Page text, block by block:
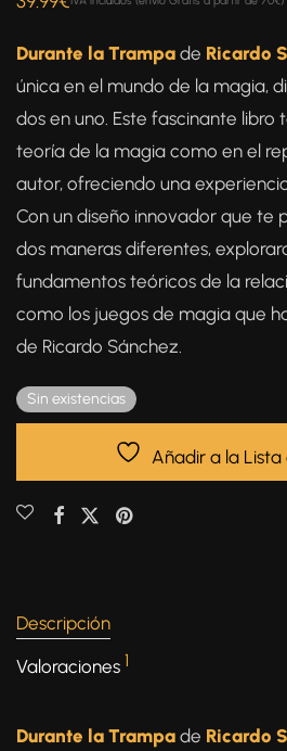
5.00 de 5 en
valoración de
un cliente
Durante la Trampa de Ricardo
única en el mundo de la magia,
dos en uno. Este fascinante
teoría de la magia como en el
autor, ofreciendo una
Con un diseño innovador que te
dos maneras diferentes,
fundamentos teóricos de la
como los juegos de magia que
de Ricardo Sánchez.
Sin existencias
Añadir a la
Descripción
Valoraciones 1
Durante la Trampa de Ricardo